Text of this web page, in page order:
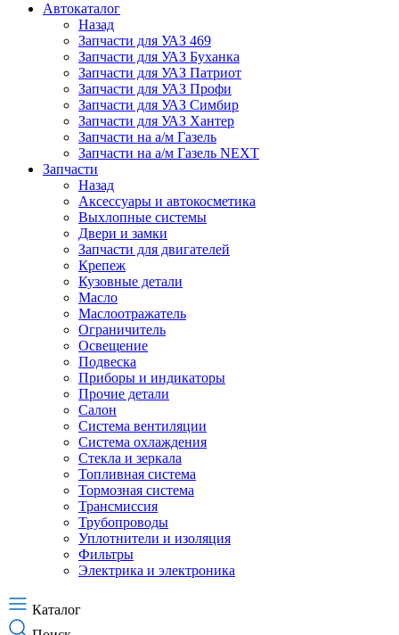
Автокаталог
Назад
Запчасти для УАЗ 469
Запчасти для УАЗ Буханка
Запчасти для УАЗ Патриот
Запчасти для УАЗ Профи
Запчасти для УАЗ Симбир
Запчасти для УАЗ Хантер
Запчасти на а/м Газель
Запчасти на а/м Газель NEXT
Запчасти
Назад
Аксессуары и автокосметика
Выхлопные системы
Двери и замки
Запчасти для двигателей
Крепеж
Кузовные детали
Масло
Маслоотражатель
Ограничитель
Освещение
Подвеска
Приборы и индикаторы
Прочие детали
Салон
Система вентиляции
Система охлаждения
Стекла и зеркала
Топливная система
Тормозная система
Трансмиссия
Трубопроводы
Уплотнители и изоляция
Фильтры
Электрика и электроника
Каталог